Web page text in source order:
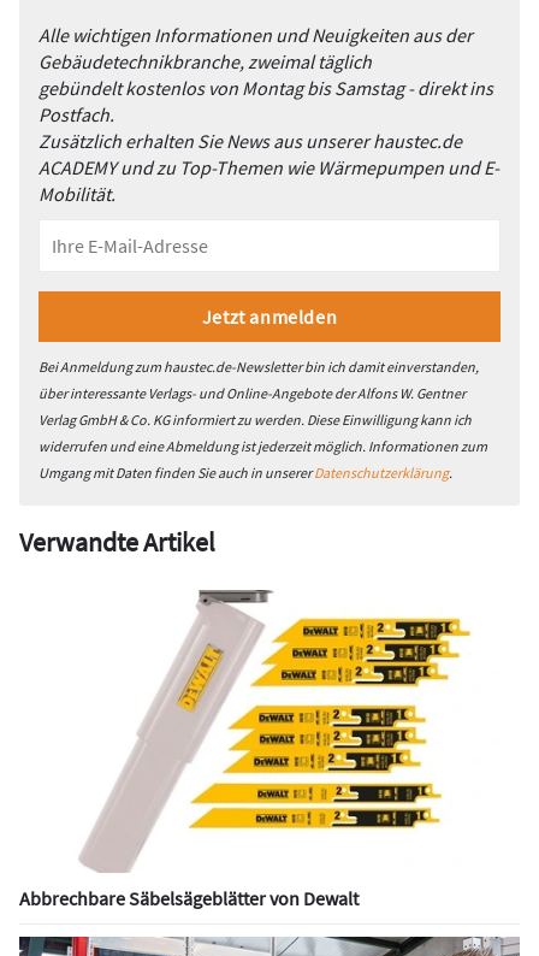
Alle wichtigen Informationen und Neuigkeiten aus der
Gebäudetechnikbranche, zweimal täglich
gebündelt kostenlos von Montag bis Samstag - direkt ins
Postfach.
Zusätzlich erhalten Sie News aus unserer haustec.de
ACADEMY und zu Top-Themen wie Wärmepumpen und E-
Mobilität.
Bei Anmeldung zum haustec.de-Newsletter bin ich damit einverstanden,
über interessante Verlags- und Online-Angebote der Alfons W. Gentner
Verlag GmbH & Co. KG informiert zu werden. Diese Einwilligung kann ich
widerrufen und eine Abmeldung ist jederzeit möglich. Informationen zum
Umgang mit Daten finden Sie auch in unsererDatenschutzerklärung.
Verwandte Artikel
Abbrechbare Säbelsägeblätter von Dewalt